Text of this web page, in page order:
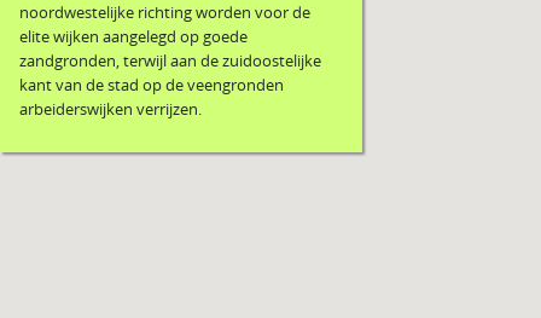
noordwestelijke richting worden voor de
elite wijken aangelegd op goede
zandgronden, terwijl aan de zuidoostelijke
kant van de stad op de veengronden
arbeiderswijken verrijzen.